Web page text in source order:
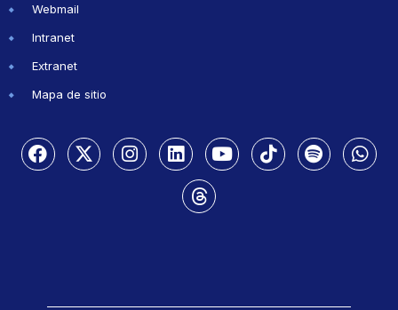
Webmail
Intranet
Extranet
Mapa de sitio